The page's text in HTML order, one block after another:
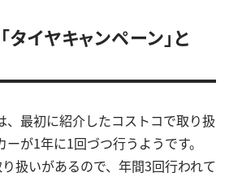
タイヤキャンペーン」と
、最初に紹介したコストコで取り扱
が1年に1回づつ行うようです。
扱いがあるので、年間3回行われて